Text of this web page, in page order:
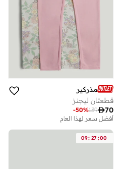
مذركير
قطعتان ليجنز
70
139
-50%
أفضل سعر لهذا العام
09: 27 :00